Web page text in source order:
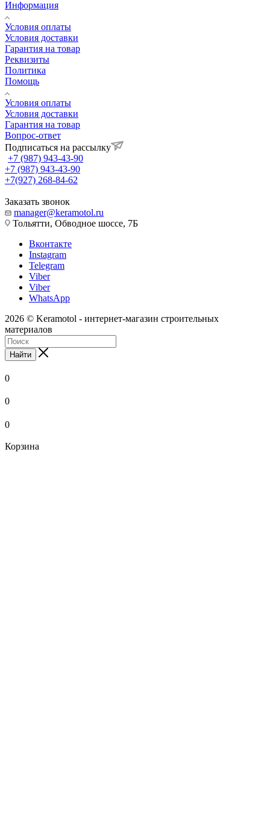
Информация
Условия оплаты
Условия доставки
Гарантия на товар
Реквизиты
Политика
Помощь
Условия оплаты
Условия доставки
Гарантия на товар
Вопрос-ответ
Подписаться на рассылку
+7 (987) 943-43-90
+7 (987) 943-43-90
+7(927) 268-84-62
Заказать звонок
manager@keramotol.ru
Тольятти, Обводное шоссе, 7Б
Вконтакте
Instagram
Telegram
Viber
Viber
WhatsApp
2026 © Keramotol - интернет-магазин строительных
материалов
Найти
0
0
0
Корзина